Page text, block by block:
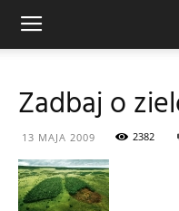
Zadbaj o
13 MAJA 2009 2382